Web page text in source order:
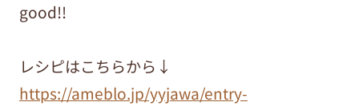
good!!
レシピはこちらから↓
https://ameblo.jp/yyjawa/entry-